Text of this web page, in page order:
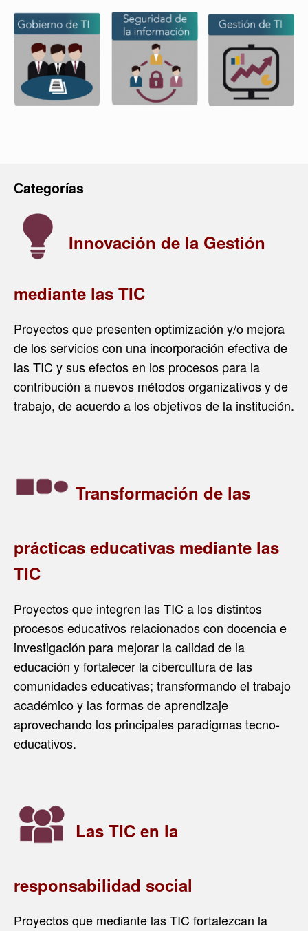
Categorías
Innovación de la Gestión
mediante las TIC
Proyectos que presenten optimización y/o mejora
de los servicios con una incorporación efectiva de
las TIC y sus efectos en los procesos para la
contribución a nuevos métodos organizativos y de
trabajo, de acuerdo a los objetivos de la institución.
Transformación de las
prácticas educativas mediante las
TIC
Proyectos que integren las TIC a los distintos
procesos educativos relacionados con docencia e
investigación para mejorar la calidad de la
educación y fortalecer la cibercultura de las
comunidades educativas; transformando el trabajo
académico y las formas de aprendizaje
aprovechando los principales paradigmas tecno-
educativos.
Las TIC en la
responsabilidad social
Proyectos que mediante las TIC fortalezcan la